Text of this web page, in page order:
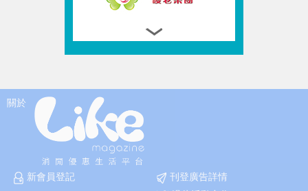
關於
新會員登記
刊登廣告詳情